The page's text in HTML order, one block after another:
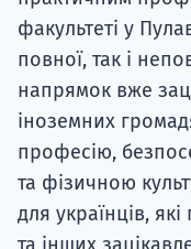
факультеті у
повної, так і
напрямок вже
іноземних
професію,
та фізичною
для українців,